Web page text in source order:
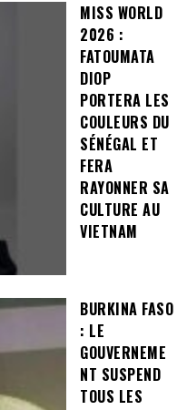
MISS WORLD
2026 :
FATOUMATA
DIOP
PORTERA LES
COULEURS DU
SÉNÉGAL ET
FERA
RAYONNER SA
CULTURE AU
VIETNAM
BURKINA FASO
: LE
GOUVERNEME
NT SUSPEND
TOUS LES